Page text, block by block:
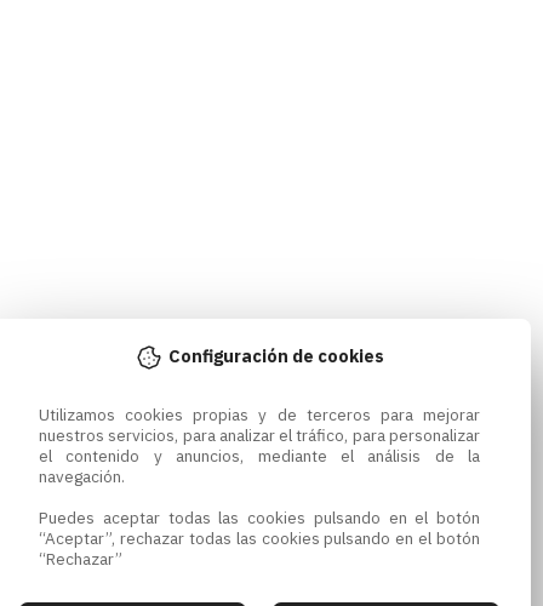
Configuración de cookies
Utilizamos cookies propias y de terceros para mejorar
nuestros servicios, para analizar el tráfico, para personalizar
el contenido y anuncios, mediante el análisis de la
navegación.
Puedes aceptar todas las cookies pulsando en el botón
“Aceptar”, rechazar todas las cookies pulsando en el botón
“Rechazar”